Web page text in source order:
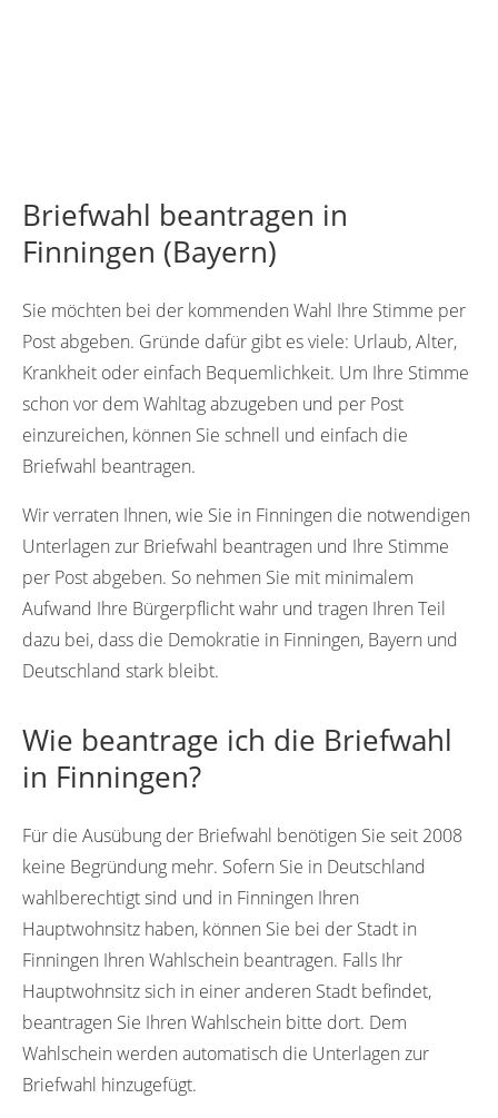
Briefwahl beantragen in
Finningen (Bayern)
Sie möchten bei der kommenden Wahl Ihre Stimme per
Post abgeben. Gründe dafür gibt es viele: Urlaub, Alter,
Krankheit oder einfach Bequemlichkeit. Um Ihre Stimme
schon vor dem Wahltag abzugeben und per Post
einzureichen, können Sie schnell und einfach die
Briefwahl beantragen.
Wir verraten Ihnen, wie Sie in Finningen die notwendigen
Unterlagen zur Briefwahl beantragen und Ihre Stimme
per Post abgeben. So nehmen Sie mit minimalem
Aufwand Ihre Bürgerpflicht wahr und tragen Ihren Teil
dazu bei, dass die Demokratie in Finningen, Bayern und
Deutschland stark bleibt.
Wie beantrage ich die Briefwahl
in Finningen?
Für die Ausübung der Briefwahl benötigen Sie seit 2008
keine Begründung mehr. Sofern Sie in Deutschland
wahlberechtigt sind und in Finningen Ihren
Hauptwohnsitz haben, können Sie bei der Stadt in
Finningen Ihren Wahlschein beantragen. Falls Ihr
Hauptwohnsitz sich in einer anderen Stadt befindet,
beantragen Sie Ihren Wahlschein bitte dort. Dem
Wahlschein werden automatisch die Unterlagen zur
Briefwahl hinzugefügt.